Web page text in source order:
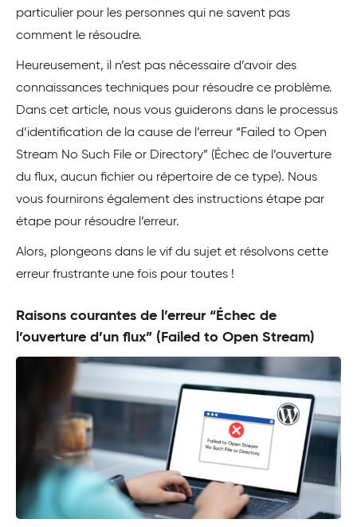
particulier pour les personnes qui ne savent pas
comment le résoudre.
Heureusement, il n’est pas nécessaire d’avoir des
connaissances techniques pour résoudre ce problème.
Dans cet article, nous vous guiderons dans le processus
d’identification de la cause de l’erreur “Failed to Open
Stream No Such File or Directory” (Échec de l’ouverture
du flux, aucun fichier ou répertoire de ce type). Nous
vous fournirons également des instructions étape par
étape pour résoudre l’erreur.
Alors, plongeons dans le vif du sujet et résolvons cette
erreur frustrante une fois pour toutes !
Raisons courantes de l’erreur “Échec de
l’ouverture d’un flux” (Failed to Open Stream)